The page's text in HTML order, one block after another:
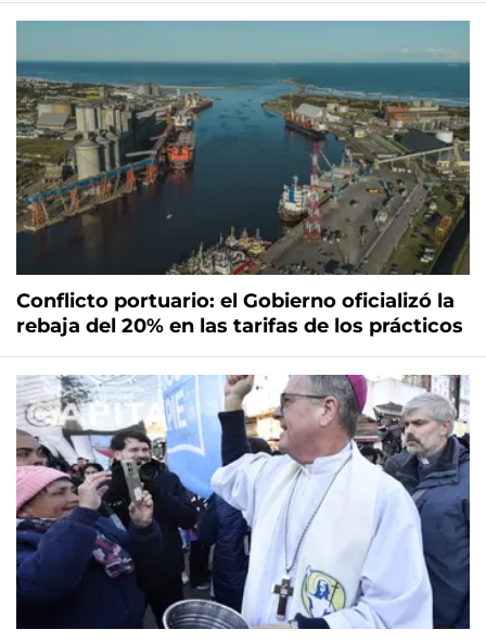
Conflicto portuario: el Gobierno oficializó la
rebaja del 20% en las tarifas de los prácticos